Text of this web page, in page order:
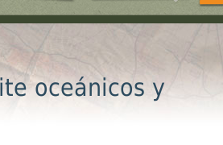
oceánicos y